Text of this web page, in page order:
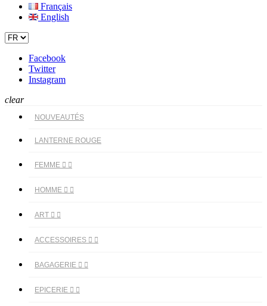
Français
English
Facebook
Twitter
Instagram
clear
NOUVEAUTÉS
LANTERNE ROUGE
FEMME  
HOMME  
ART  
ACCESSOIRES  
BAGAGERIE  
EPICERIE  